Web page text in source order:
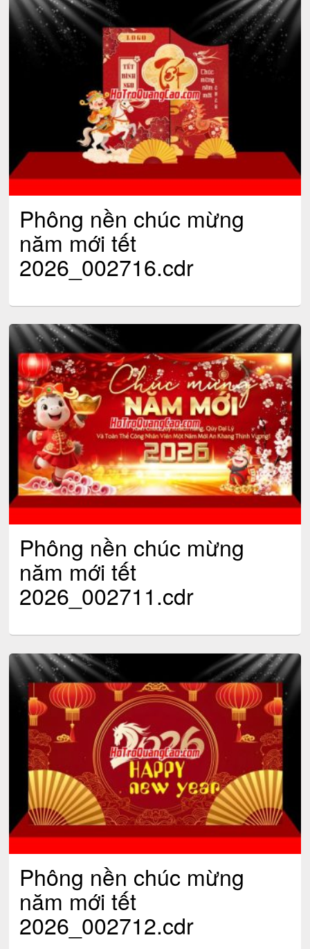
Phông nền chúc mừng
năm mới tết
2026_002716.cdr
Phông nền chúc mừng
năm mới tết
2026_002711.cdr
Phông nền chúc mừng
năm mới tết
2026_002712.cdr